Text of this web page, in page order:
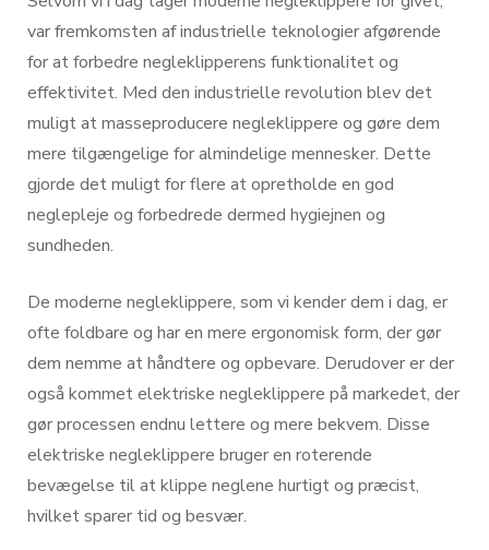
var fremkomsten af industrielle teknologier afgørende
for at forbedre negleklipperens funktionalitet og
effektivitet. Med den industrielle revolution blev det
muligt at masseproducere negleklippere og gøre dem
mere tilgængelige for almindelige mennesker. Dette
gjorde det muligt for flere at opretholde en god
neglepleje og forbedrede dermed hygiejnen og
sundheden.
De moderne negleklippere, som vi kender dem i dag, er
ofte foldbare og har en mere ergonomisk form, der gør
dem nemme at håndtere og opbevare. Derudover er der
også kommet elektriske negleklippere på markedet, der
gør processen endnu lettere og mere bekvem. Disse
elektriske negleklippere bruger en roterende
bevægelse til at klippe neglene hurtigt og præcist,
hvilket sparer tid og besvær.